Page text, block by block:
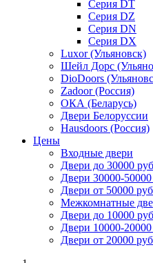
Серия DT
Серия DZ
Серия DN
Серия DX
Luxor (Ульяновск)
Шейл Дорс
DioDoors
Zadoor (Россия)
ОКА (Беларусь)
Двери Белоруссии
Hausdoors (Россия)
Цены
Входные двери
Двери до 30000
Двери 30000-50000
Двери от 50000
Межкомнатные
Двери до 10000
Двери 10000-20000
Двери от 20000